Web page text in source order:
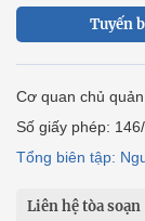
Tuyến
Cơ quan chủ
Số giấy phép:
Tổng biên tập:
Liên hệ tòa soạn